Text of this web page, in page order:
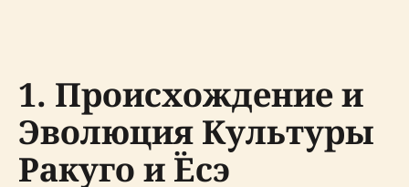
1. Происхождение и
Эволюция Культуры
Ракуго и Ёсэ